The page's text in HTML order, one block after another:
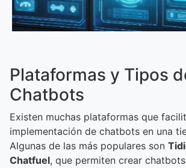
Plataformas y Tipos
Chatbots
Existen muchas plataformas que
implementación de chatbots en una
Algunas de las más populares son
Chatfuel, que permiten crear